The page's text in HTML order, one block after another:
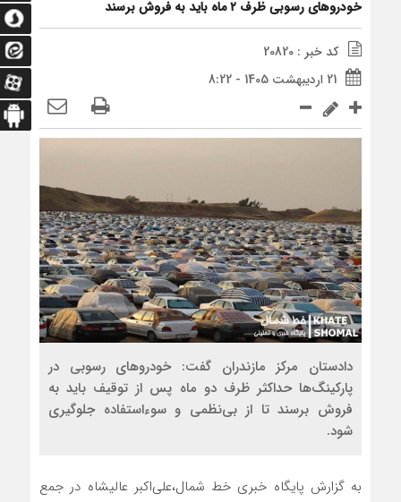
خودروهای رسوبی ظرف ۲ ماه باید به فروش برسند
کد خبر : 20820
21 اردیبهشت 1405 - 8:22
دادستان مرکز مازندران گفت: خودروهای رسوبی در
پارکینگ‌ها حداکثر ظرف دو ماه پس از توقیف باید به
فروش برسند تا از بی‌نظمی و سوءاستفاده جلوگیری
شود.
به گزارش پایگاه خبری خط شمال،علی‌اکبر عالیشاه در جمع